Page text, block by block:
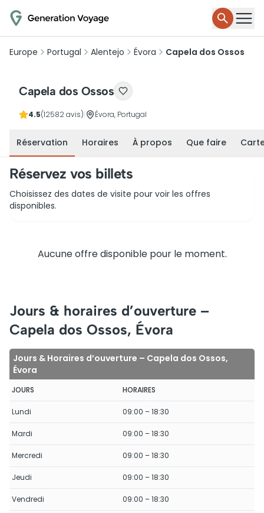
Europe Portugal Alentejo Évora Capela dos Ossos
Capela dos Ossos
4.5(12582 avis) Évora, Portugal
Réservation Horaires À propos Que faire
Réservez vos billets
Choisissez des dates de visite pour voir les offres
disponibles.
Aucune offre disponible pour le moment.
Jours & horaires d’ouverture –
Capela dos Ossos, Évora
Jours & Horaires d’ouverture – Capela dos Ossos,
Évora
JOURS HORAIRES
Lundi 09:00 – 18:30
Mardi 09:00 – 18:30
Mercredi 09:00 – 18:30
Jeudi 09:00 – 18:30
Vendredi 09:00 – 18:30